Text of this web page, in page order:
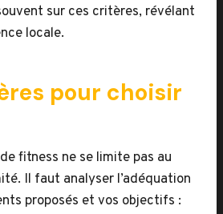
sur ces critères, révélant
locale.
pour choisir
fitness ne se limite pas au
Il faut analyser l’adéquation
proposés et vos objectifs :